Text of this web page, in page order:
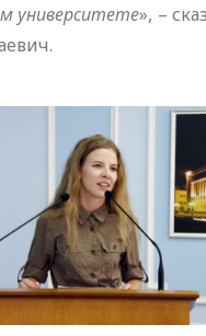
университете», –